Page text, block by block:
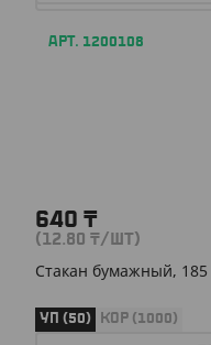
АРТ. 1200108
640 ₸
(12.80 ₸/ШТ)
Стакан бумажный,
УП (50) КОР (1000)